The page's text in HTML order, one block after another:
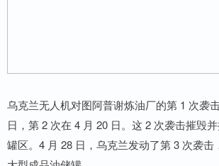
乌克兰无人机对图阿普谢炼油厂的第 1 次袭
日，第 2 次在 4 月 20 日。这 2 次袭击摧毁
罐区。4 月 28 日，乌克兰发动了第 3 次袭击